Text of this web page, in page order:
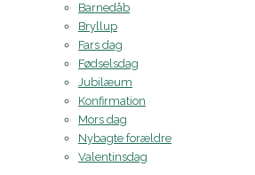
Barnedåb
Bryllup
Fars dag
Fødselsdag
Jubilæum
Konfirmation
Mors dag
Nybagte forældre
Valentinsdag